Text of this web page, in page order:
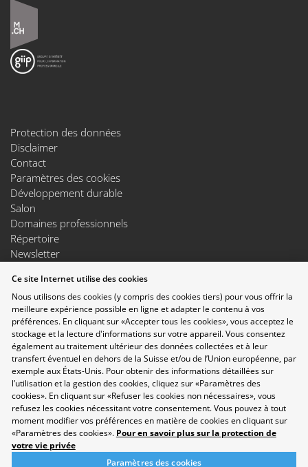
Protection des données
Disclaimer
Contact
Paramètres des cookies
Développement durable
Salon
Domaines professionnels
Répertoire
Newsletter
Exposants
Conférences
Points forts
Espace Exposants
Espace Enseignants
Suivez-nous sur les réseaux sociaux
Ce site Internet utilise des cookies
Nous utilisons des cookies (y compris des cookies tiers) pour vous offrir la
meilleure expérience possible en ligne et adapter le contenu à vos
préférences. En cliquant sur «Accepter tous les cookies», vous acceptez le
stockage et la lecture d'informations sur votre appareil. Vous consentez
également au traitement ultérieur des données collectées et à leur
transfert éventuel en dehors de la Suisse et/ou de l’Union européenne, par
exemple aux États-Unis. Pour obtenir des informations détaillées sur
l’utilisation et la gestion des cookies, cliquez sur «Paramètres des
cookies». En cliquant sur «Refuser les cookies non nécessaires», vous
refusez les cookies nécessitant votre consentement. Vous pouvez à tout
moment modifier vos préférences en matière de cookies en cliquant sur
«Paramètres des cookies». Pour en savoir plus sur la protection de
votre vie privée
Paramètres des cookies